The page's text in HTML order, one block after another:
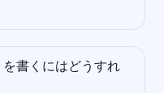
てより良いパフォーマ
力するか、参照画像をア
たり、希望するスタイ
書くにはどうすれ